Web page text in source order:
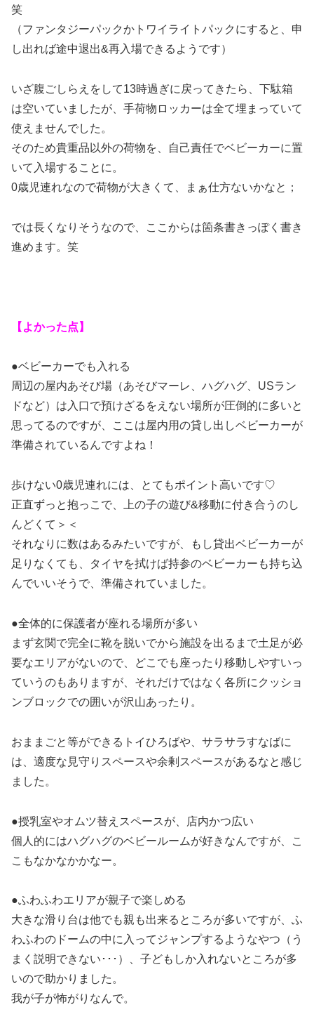
笑
（ファンタジーパックかトワイライトパックにすると、申
し出れば途中退出&再入場できるようです）
いざ腹ごしらえをして13時過ぎに戻ってきたら、下駄箱
は空いていましたが、手荷物ロッカーは全て埋まっていて
使えませんでした。
そのため貴重品以外の荷物を、自己責任でベビーカーに置
いて入場することに。
0歳児連れなので荷物が大きくて、まぁ仕方ないかなと；
では長くなりそうなので、ここからは箇条書きっぽく書き
進めます。笑
【よかった点】
●ベビーカーでも入れる
周辺の屋内あそび場（あそびマーレ、ハグハグ、USラン
ドなど）は入口で預けざるをえない場所が圧倒的に多いと
思ってるのですが、ここは屋内用の貸し出しベビーカーが
準備されているんですよね！
歩けない0歳児連れには、とてもポイント高いです♡
正直ずっと抱っこで、上の子の遊び&移動に付き合うのし
んどくて＞＜
それなりに数はあるみたいですが、もし貸出ベビーカーが
足りなくても、タイヤを拭けば持参のベビーカーも持ち込
んでいいそうで、準備されていました。
●全体的に保護者が座れる場所が多い
まず玄関で完全に靴を脱いでから施設を出るまで土足が必
要なエリアがないので、どこでも座ったり移動しやすいっ
ていうのもありますが、それだけではなく各所にクッショ
ンブロックでの囲いが沢山あったり。
おままごと等ができるトイひろばや、サラサラすなばに
は、適度な見守りスペースや余剰スペースがあるなと感じ
ました。
●授乳室やオムツ替えスペースが、店内かつ広い
個人的にはハグハグのベビールームが好きなんですが、こ
こもなかなかかなー。
●ふわふわエリアが親子で楽しめる
大きな滑り台は他でも親も出来るところが多いですが、ふ
わふわのドームの中に入ってジャンプするようなやつ（う
まく説明できない･･･）、子どもしか入れないところが多
いので助かりました。
我が子が怖がりなんで。